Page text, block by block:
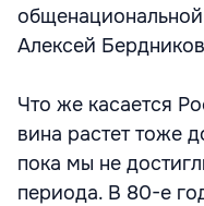
Алексей
Что же касается
вина растет тоже
пока мы не
периода. В 80-е